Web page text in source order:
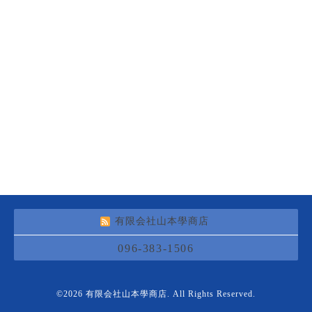
有限会社山本學商店
096-383-1506
©2026 有限会社山本學商店 . All Rights Reserved.